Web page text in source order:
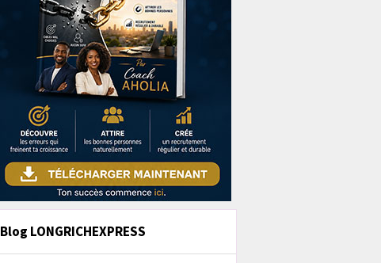
Blog LONGRICHEXPRESS